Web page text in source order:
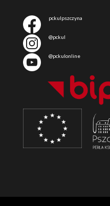
pckulpszczyna
@pckul
@pckulonline